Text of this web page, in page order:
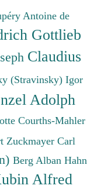
Antoine de
Gottlieb
Claudius
(Stravinsky) Igor
Adolph
Courths-Mahler
Zuckmayer Carl
Berg Alban Hahn
Alfred